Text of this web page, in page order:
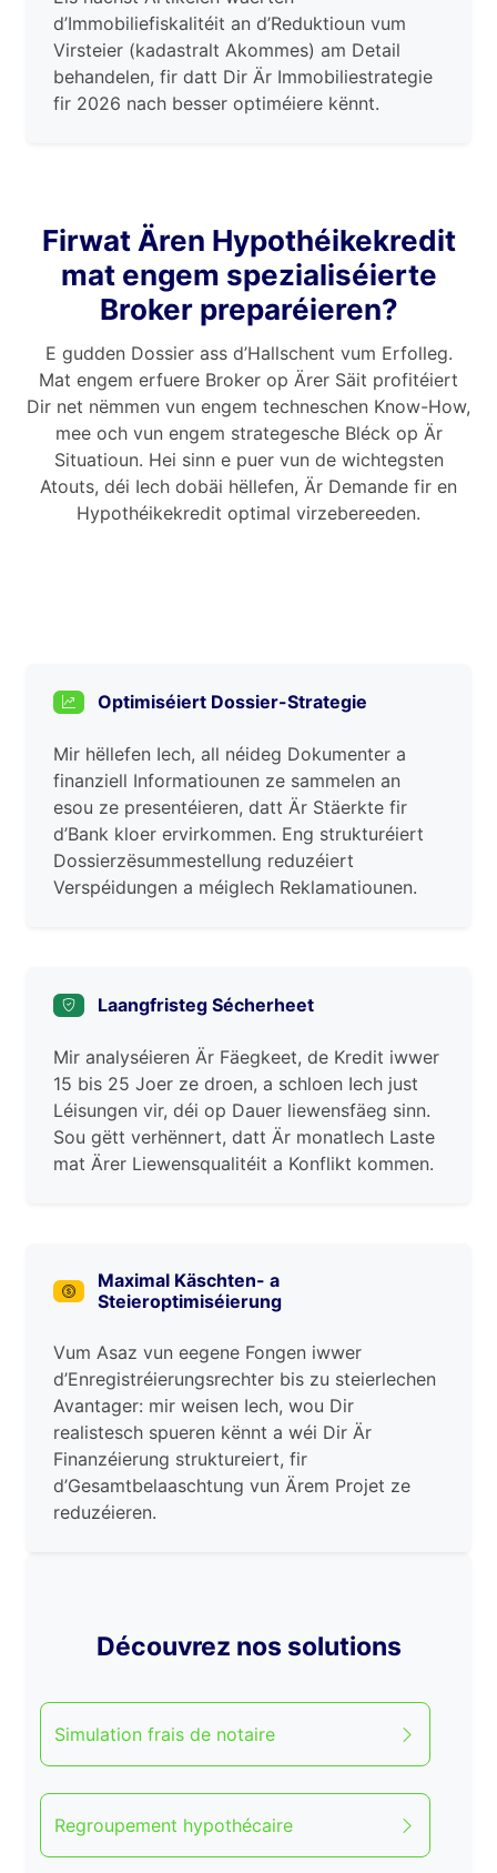
d’Immobiliefiskalitéit an d’Reduktioun vum
Virsteier (kadastralt Akommes) am Detail
behandelen, fir datt Dir Är Immobiliestrategie
fir 2026 nach besser optiméiere kënnt.
Firwat Ären Hypothéikekredit
mat engem spezialiséierte
Broker preparéieren?
E gudden Dossier ass d’Hallschent vum Erfolleg.
Mat engem erfuere Broker op Ärer Säit profitéiert
Dir net nëmmen vun engem techneschen Know-How,
mee och vun engem strategesche Bléck op Är
Situatioun. Hei sinn e puer vun de wichtegsten
Atouts, déi Iech dobäi hëllefen, Är Demande fir en
Hypothéikekredit optimal virzebereeden.
Optimiséiert Dossier-Strategie
Mir hëllefen Iech, all néideg Dokumenter a
finanziell Informatiounen ze sammelen an
esou ze presentéieren, datt Är Stäerkte fir
d’Bank kloer ervirkommen. Eng strukturéiert
Dossierzësummestellung reduzéiert
Verspéidungen a méiglech Reklamatiounen.
Laangfristeg Sécherheet
Mir analyséieren Är Fäegkeet, de Kredit iwwer
15 bis 25 Joer ze droen, a schloen Iech just
Léisungen vir, déi op Dauer liewensfäeg sinn.
Sou gëtt verhënnert, datt Är monatlech Laste
mat Ärer Liewensqualitéit a Konflikt kommen.
Maximal Käschten- a
Steieroptimiséierung
Vum Asaz vun eegene Fongen iwwer
d’Enregistréierungsrechter bis zu steierlechen
Avantager: mir weisen Iech, wou Dir
realistesch spueren kënnt a wéi Dir Är
Finanzéierung struktureiert, fir
d’Gesamtbelaaschtung vun Ärem Projet ze
reduzéieren.
Découvrez nos solutions
Simulation frais de notaire
Regroupement hypothécaire